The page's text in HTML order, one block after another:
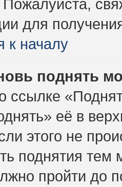
Пожалуйста,
для
к началу
поднять
ссылке
её в
этого не
поднятия тем
пройти до